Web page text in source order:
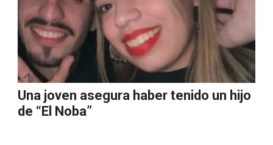
Una joven asegura haber tenido un hijo
de “El Noba”